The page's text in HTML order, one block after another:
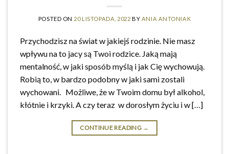
POSTED ON 20 LISTOPADA, 2022 BY ANIA ANTONIAK
Przychodzisz na świat w jakiejś rodzinie. Nie masz
wpływu na to jacy są Twoi rodzice. Jaką mają
mentalność, w jaki sposób myślą i jak Cię wychowują.
Robią to, w bardzo podobny w jaki sami zostali
wychowani. Możliwe, że w Twoim domu był alkohol,
kłótnie i krzyki. A czy teraz w dorosłym życiu i w […]
CONTINUE READING →